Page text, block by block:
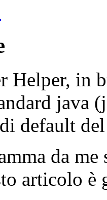
Helper, in
java
default
da
articolo